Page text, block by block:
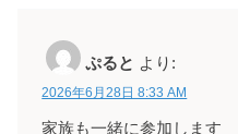
ぷると より:
2026年6月28日 8:33 AM
家族も一緒に参加します